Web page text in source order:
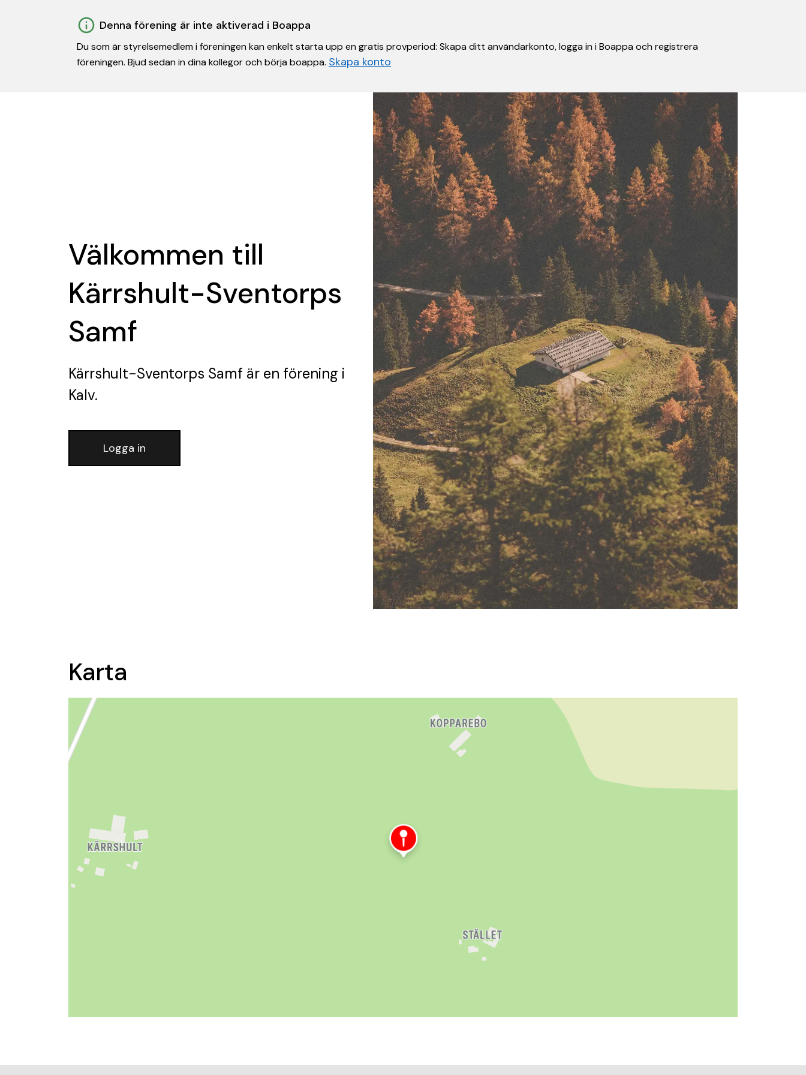
Denna förening är inte aktiverad i Boappa
Du som är styrelsemedlem i föreningen kan enkelt starta upp en gratis provperiod: Skapa ditt användarkonto, logga in i Boappa och registrera
föreningen. Bjud sedan in dina kollegor och börja boappa. Skapa konto
Välkommen till
Kärrshult-Sventorps
Samf
Kärrshult-Sventorps Samf är en förening i
Kalv.
Logga in
Karta